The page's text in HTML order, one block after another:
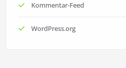
Kommentar-Feed
WordPress.org